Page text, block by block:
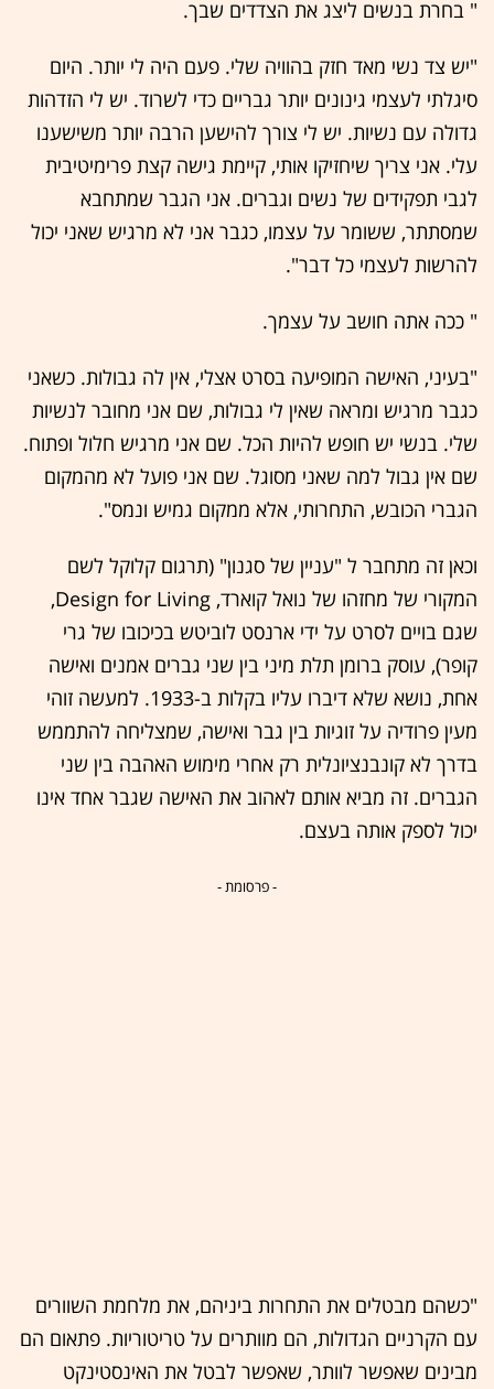
" בחרת בנשים ליצג את הצדדים שבך.
"יש צד נשי מאד חזק בהוויה שלי. פעם היה לי יותר. היום
סיגלתי לעצמי גינונים יותר גבריים כדי לשרוד. יש לי הזדהות
גדולה עם נשיות. יש לי צורך להישען הרבה יותר משישענו
עלי. אני צריך שיחזיקו אותי, קיימת גישה קצת פרימיטיבית
לגבי תפקידים של נשים וגברים. אני הגבר שמתחבא
שמסתתר, ששומר על עצמו, כגבר אני לא מרגיש שאני יכול
להרשות לעצמי כל דבר".
" ככה אתה חושב על עצמך.
"בעיני, האישה המופיעה בסרט אצלי, אין לה גבולות. כשאני
כגבר מרגיש ומראה שאין לי גבולות, שם אני מחובר לנשיות
שלי. בנשי יש חופש להיות הכל. שם אני מרגיש חלול ופתוח.
שם אין גבול למה שאני מסוגל. שם אני פועל לא מהמקום
הגברי הכובש, התחרותי, אלא ממקום גמיש ונמס".
וכאן זה מתחבר ל "עניין של סגנון" (תרגום קלוקל לשם
המקורי של מחזהו של נואל קוארד, Design for Living,
שגם בויים לסרט על ידי ארנסט לוביטש בכיכובו של גרי
קופר), עוסק ברומן תלת מיני בין שני גברים אמנים ואישה
אחת, נושא שלא דיברו עליו בקלות ב-1933. למעשה זוהי
מעין פרודיה על זוגיות בין גבר ואישה, שמצליחה להתממש
בדרך לא קונבנציונלית רק אחרי מימוש האהבה בין שני
הגברים. זה מביא אותם לאהוב את האישה שגבר אחד אינו
יכול לספק אותה בעצם.
- פרסומת -
"כשהם מבטלים את התחרות ביניהם, את מלחמת השוורים
עם הקרניים הגדולות, הם מוותרים על טריטוריות. פתאום הם
מבינים שאפשר לוותר, שאפשר לבטל את האינסטינקט